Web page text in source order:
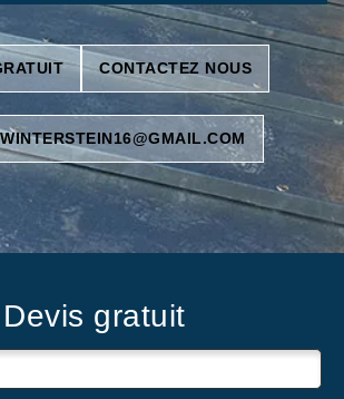
CONTACTEZ NOUS
Devis gratuit